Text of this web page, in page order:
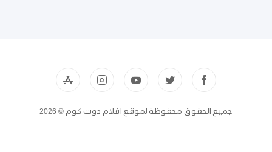
جميع الحقوق محفوظة لموقع افلام دوت كوم © 2026